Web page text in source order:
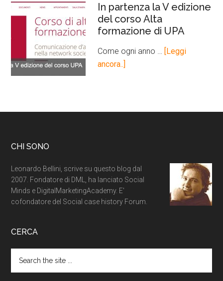
In partenza la V edizione
del corso Alta
formazione di UPA
Come ogni anno … [Leggi
ancora..]
CHI SONO
Leonardo Bellini, scrive su questo blog dal
2007. Fondatore di DML, ha lanciato Social
Minds e DigitalMarketingAcademy. E'
cofondatore del Social case history Forum.
CERCA